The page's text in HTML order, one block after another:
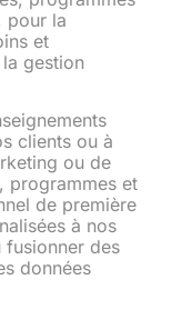
pour la
et
gestion
clients ou à
ou de
programmes et
de première
à nos
fusionner des
données